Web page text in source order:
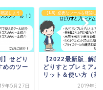
確認しよう
解説】せ
アムのメ
（基...
年3月27日
【1-6】必要なツールを確認しよ
【2022年最新版】
イスターの使い方~
な価格改定ツール~
2019年6